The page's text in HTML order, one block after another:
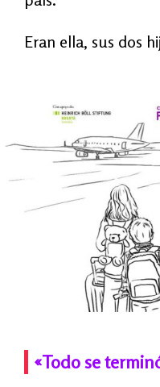
Eran ella, sus dos
«Todo se